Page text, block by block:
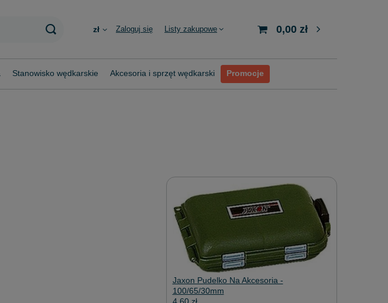
zł Zaloguj się Listy zakupowe 0,00 zł
Stanowisko wędkarskie Akcesoria i sprzęt wędkarski Promocje
Jaxon Pudelko Na Akcesoria -
100/65/30mm